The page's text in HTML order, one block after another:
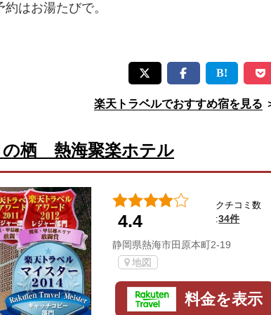
はお湯たびで。
楽天トラベルでおすすめ宿を見る
栖 熱海聚楽ホテル
4.4
クチコミ数
:34件
静岡県熱海市田原本町2-19
地図
料金を表示